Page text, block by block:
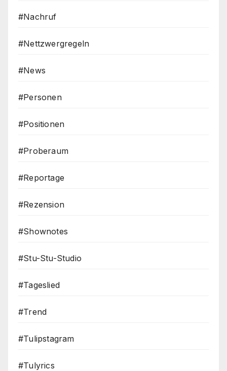
#Nachruf
#Nettzwergregeln
#News
#Personen
#Positionen
#Proberaum
#Reportage
#Rezension
#Shownotes
#Stu-Stu-Studio
#Tageslied
#Trend
#Tulipstagram
#Tulyrics